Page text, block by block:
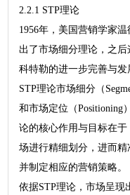
2.2.1 STP理论
1956年，美国营销学家温
出了市场细分理论，之
科特勒的进一步完善与
STP理论市场细分（
和市场定位（Positioning
论的核心作用与目标在
场进行精细划分，进而精
并制定相应的营销策略。
依据STP理论，市场呈